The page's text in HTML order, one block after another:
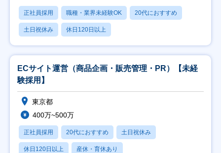
正社員採用 職種・業界未経験OK 20代におすすめ
土日祝休み 休日120日以上
ECサイト運営（商品企画・販売管理・PR）【未経
験採用】
東京都
400万~500万
正社員採用 20代におすすめ 土日祝休み
休日120日以上 産休・育休あり